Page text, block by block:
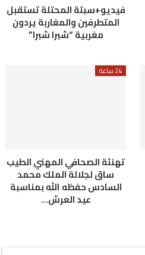
فيديو+سبتة المحتلة تستقبل
المتطرفين والمغاربة يردون
مغربية “شبرا شبرا”
24 ساعة
تهنئة الصحافي المهني الطيب
ساق لجلالة الملك محمد
السادس حفظه الله بمناسبة
عيد العرش…